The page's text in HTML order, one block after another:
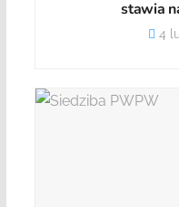
stawia
4